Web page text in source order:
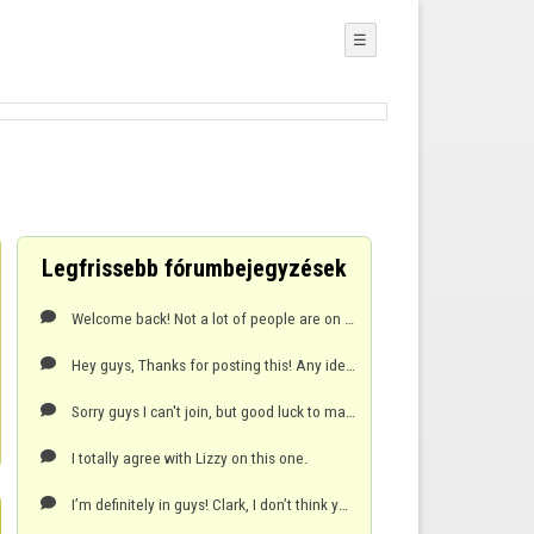
☰
Legfrissebb fórumbejegyzések



 I totally agree with Lizzy on this one.
